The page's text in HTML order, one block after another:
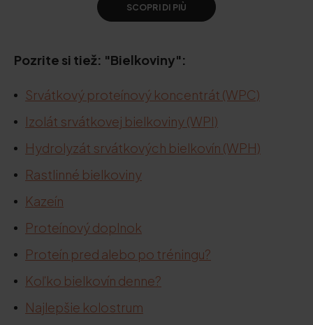
SCOPRI DI PIÙ
Pozrite si tiež: "Bielkoviny":
Srvátkový proteínový koncentrát (WPC)
Izolát srvátkovej bielkoviny (WPI)
Hydrolyzát srvátkových bielkovín (WPH)
Rastlinné bielkoviny
Kazeín
Proteínový doplnok
Proteín pred alebo po tréningu?
Koľko bielkovín denne?
Najlepšie kolostrum